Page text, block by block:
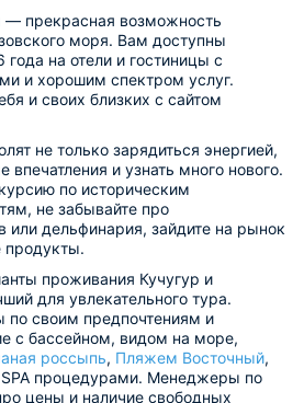
— прекрасная возможность
моря. Вам доступны
на отели и гостиницы с
и хорошим спектром услуг.
и своих близких с сайтом
не только зарядиться энергией,
впечатления и узнать много нового.
по историческим
не забывайте про
или дельфинария, зайдите на рынок
продукты.
проживания Кучугур и
для увлекательного тура.
по своим предпочтениям и
с бассейном, видом на море,
россыпь, Пляжем Восточный,
процедурами. Менеджеры по
цены и наличие свободных